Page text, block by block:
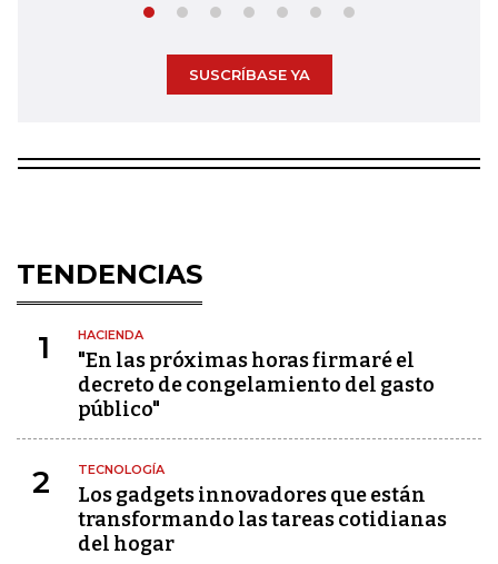
SUSCRÍBASE YA
TENDENCIAS
1 HACIENDA
"En las próximas horas firmaré el
decreto de congelamiento del gasto
público"
2 TECNOLOGÍA
Los gadgets innovadores que están
transformando las tareas cotidianas
del hogar